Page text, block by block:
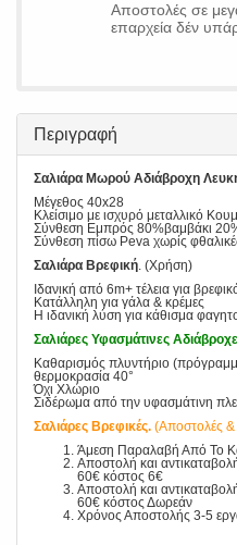
Αποστολές σε
επαρχεία δέν
Περιγραφή
Σαλιάρα Μωρού Αδιάβροχη
Μέγεθος 40x28
Κλείσιμο με ισχυρό μεταλλικό
Σύνθεση Εμπρός 80%βαμβάκι
Σύνθεση πίσω Peva χωρίς
Σαλιάρα Βρεφική. (Χρήση)
Ιδανική από 6m+ τέλεια για
Κατάλληλη για γάλα & κρέμες
Η ιδανική λύση για κάθισμα
Σαλιάρες Υφασμάτινες
Καθαρισμός πλυντήριο
θερμοκρασία 40°
Όχι Χλώριο
Σιδέρωμα από την υφασμάτινη
Σαλιάρες Βρεφικές. (Αποστολές &
Άμεση Παραλαβή Από Το
Αποστολή και
60€ κόστος 6€
Αποστολή και
60€ κόστος Δωρεάν
Χρόνος Αποστολής 3-5